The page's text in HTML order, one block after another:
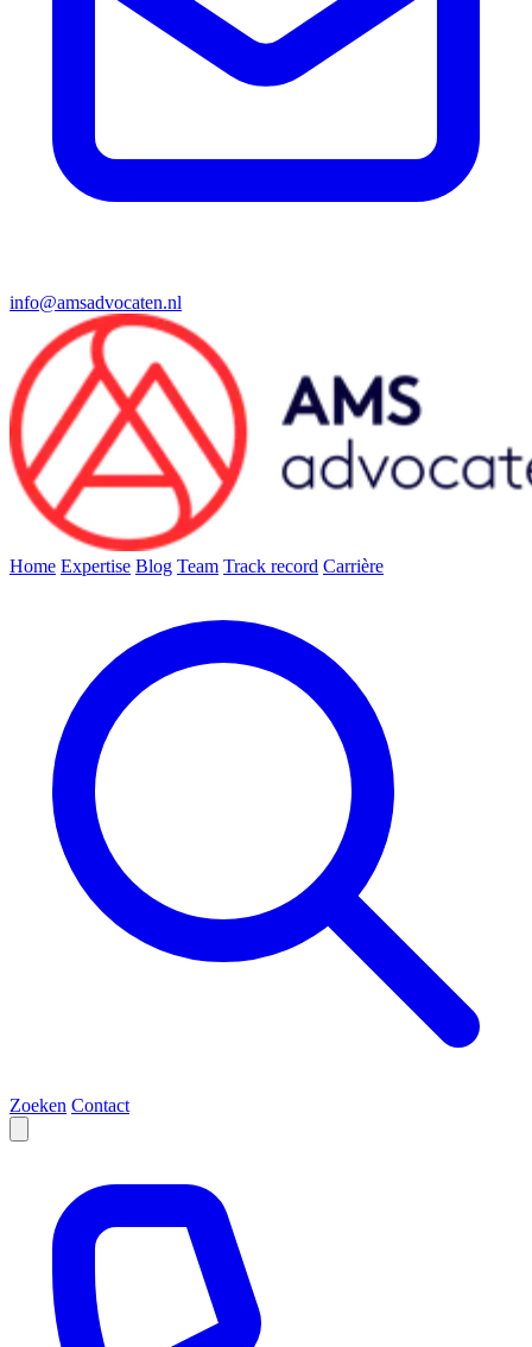
info@amsadvocaten.nl
Home Expertise Blog Team Track record Carrière
Zoeken Contact